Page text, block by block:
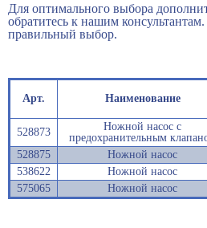
Для оптимального выбора
обратитесь к нашим
правильный выбор.
Арт. Наименование
528873
Ножной насос с
предохранительным
528875
Ножной насос
538622
Ножной насос
575065
Ножной насос